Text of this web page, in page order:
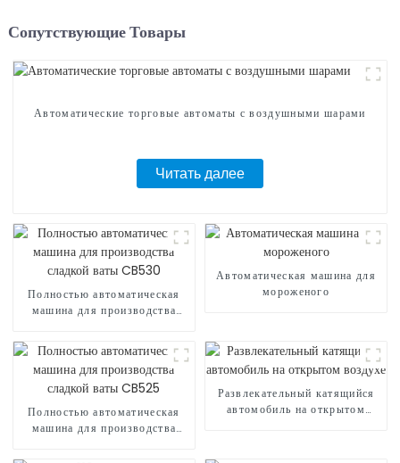
Сопутствующие Товары
Автоматические торговые автоматы с воздушными шарами
Читать далее
Полностью автоматическая
машина для производства
Автоматическая машина для
мороженого
Полностью автоматическая
машина для производства
Развлекательный катящийся
автомобиль на открытом